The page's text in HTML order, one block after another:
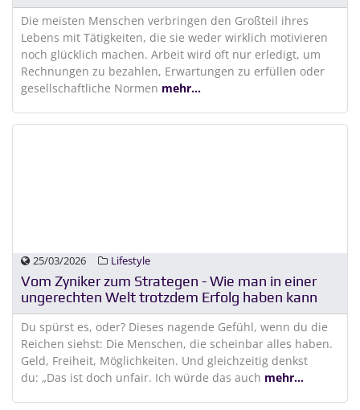
Die meisten Menschen verbringen den Großteil ihres
Lebens mit Tätigkeiten, die sie weder wirklich motivieren
noch glücklich machen. Arbeit wird oft nur erledigt, um
Rechnungen zu bezahlen, Erwartungen zu erfüllen oder
gesellschaftliche Normen mehr...
25/03/2026 Lifestyle
Vom Zyniker zum Strategen - Wie man in einer
ungerechten Welt trotzdem Erfolg haben kann
Du spürst es, oder? Dieses nagende Gefühl, wenn du die
Reichen siehst: Die Menschen, die scheinbar alles haben.
Geld, Freiheit, Möglichkeiten. Und gleichzeitig denkst
du: „Das ist doch unfair. Ich würde das auch mehr...